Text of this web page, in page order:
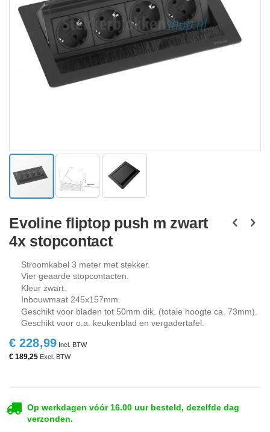
naar
het
begin
afbeeldingen-
gallerij
Evoline fliptop push m zwart
4x stopcontact
Stroomkabel 3 meter met stekker.
Vier geaarde stopcontacten.
Kleur zwart.
Inbouwmaat 245x157mm.
Geschikt voor bladen tot 50mm dik. (totale hoogte ca. 73mm).
Geschikt voor o.a. keukenblad en vergadertafel.
€ 228,99
€ 189,25
Op werkdagen vóór 16.00 uur besteld, dezelfde dag
verzonden.